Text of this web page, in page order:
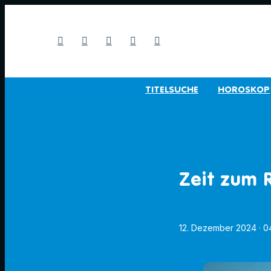
TITELSUCHE HOROSKOP
Zeit zum
12. Dezember 2024 ·